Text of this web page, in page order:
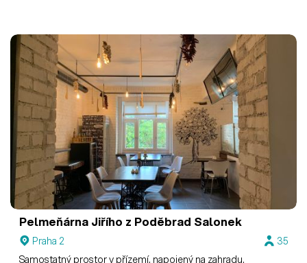
Pelmeňárna Jiřího z Poděbrad Salonek
Praha 2
35
Samostatný prostor v přízemí, napojený na zahradu.